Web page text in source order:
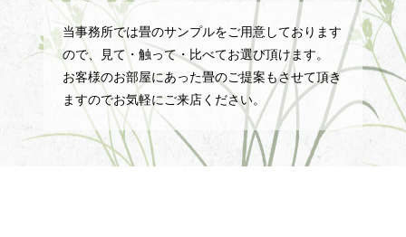
当事務所では畳のサンプルをご用意しております
ので、見て・触って・比べてお選び頂けます。
お客様のお部屋にあった畳のご提案もさせて頂き
ますのでお気軽にご来店ください。